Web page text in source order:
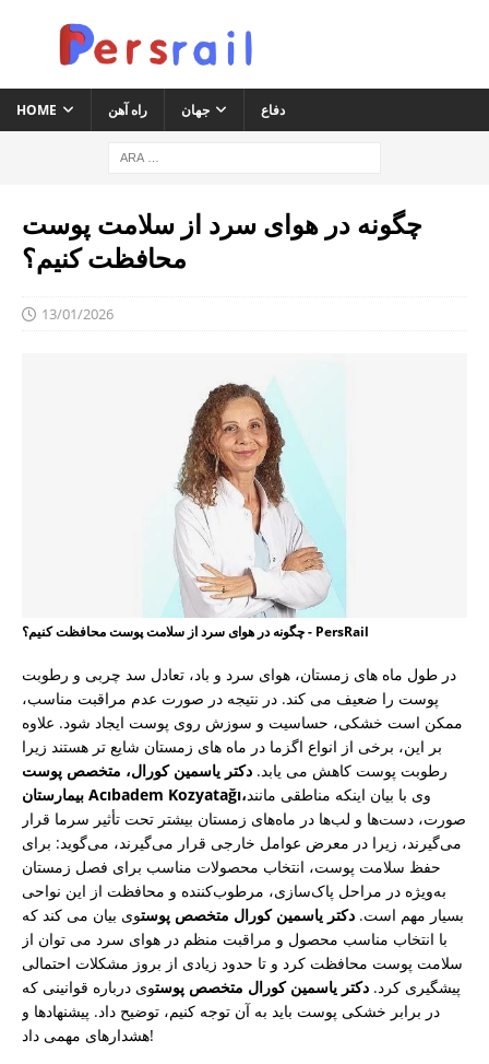
HOME راه آهن جهان دفاع
چگونه در هوای سرد از سلامت پوست
محافظت کنیم؟
13/01/2026
چگونه در هوای سرد از سلامت پوست محافظت کنیم؟ - PersRail
در طول ماه های زمستان، هوای سرد و باد، تعادل سد چربی و رطوبت
پوست را ضعیف می کند. در نتیجه در صورت عدم مراقبت مناسب،
ممکن است خشکی، حساسیت و سوزش روی پوست ایجاد شود. علاوه
بر این، برخی از انواع اگزما در ماه های زمستان شایع تر هستند زیرا
رطوبت پوست کاهش می یابد. دکتر یاسمین کورال، متخصص پوست
بیمارستان Acıbadem Kozyatağı،وی با بیان اینکه مناطقی مانند
صورت، دست‌ها و لب‌ها در ماه‌های زمستان بیشتر تحت تأثیر سرما قرار
می‌گیرند، زیرا در معرض عوامل خارجی قرار می‌گیرند، می‌گوید: برای
حفظ سلامت پوست، انتخاب محصولات مناسب برای فصل زمستان
به‌ویژه در مراحل پاک‌سازی، مرطوب‌کننده و محافظت از این نواحی
بسیار مهم است. دکتر یاسمین کورال متخصص پوستوی بیان می کند که
با انتخاب مناسب محصول و مراقبت منظم در هوای سرد می توان از
سلامت پوست محافظت کرد و تا حدود زیادی از بروز مشکلات احتمالی
پیشگیری کرد. دکتر یاسمین کورال متخصص پوستوی درباره قوانینی که
در برابر خشکی پوست باید به آن توجه کنیم، توضیح داد. پیشنهادها و
هشدارهای مهمی داد!